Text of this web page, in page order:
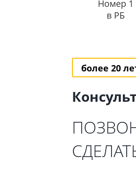
Номер 1
в РБ
более 20